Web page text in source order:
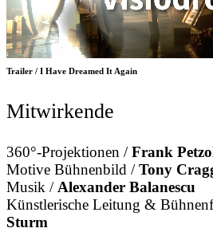
Trailer / I Have Dreamed It Again
Mitwirkende
360°-Projektionen /Frank
Motive Bühnenbild /Tony
Musik /Alexander Balanescu
Künstlerische Leitung &
Sturm